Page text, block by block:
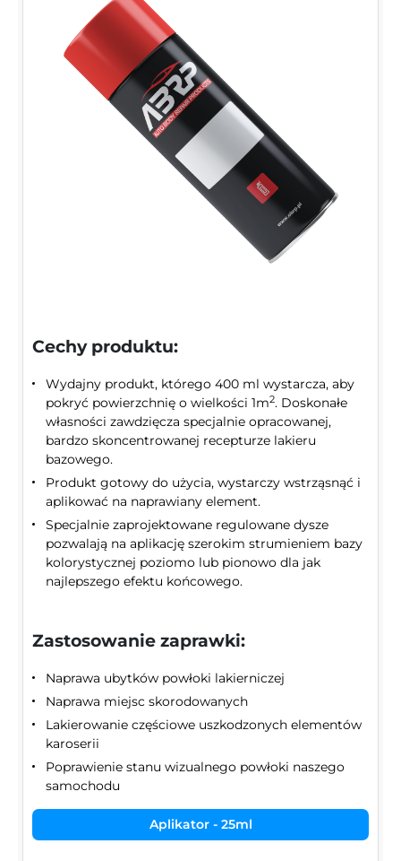
Cechy produktu:
Wydajny produkt, którego 400 ml wystarcza, aby
pokryć powierzchnię o wielkości 1m2. Doskonałe
własności zawdzięcza specjalnie opracowanej,
bardzo skoncentrowanej recepturze lakieru
bazowego.
Produkt gotowy do użycia, wystarczy wstrząsnąć i
aplikować na naprawiany element.
Specjalnie zaprojektowane regulowane dysze
pozwalają na aplikację szerokim strumieniem bazy
kolorystycznej poziomo lub pionowo dla jak
najlepszego efektu końcowego.
Zastosowanie zaprawki:
Naprawa ubytków powłoki lakierniczej
Naprawa miejsc skorodowanych
Lakierowanie częściowe uszkodzonych elementów
karoserii
Poprawienie stanu wizualnego powłoki naszego
samochodu
Aplikator - 25ml